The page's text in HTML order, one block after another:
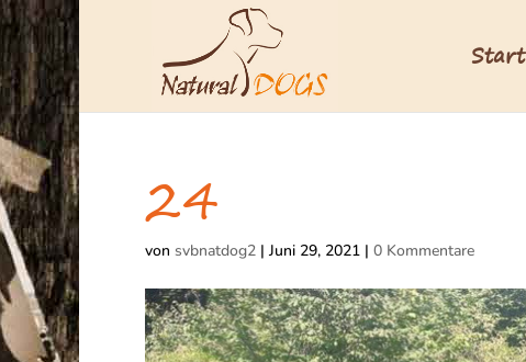
Start
24
von svbnatdog2 | Juni 29, 2021 | 0 Kommentare